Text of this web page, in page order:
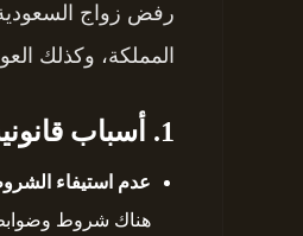
رفض زواج السعودية
المملكة، وكذلك
1. أسباب قانونية:
عدم استيفاء
هناك شروط وضوابط